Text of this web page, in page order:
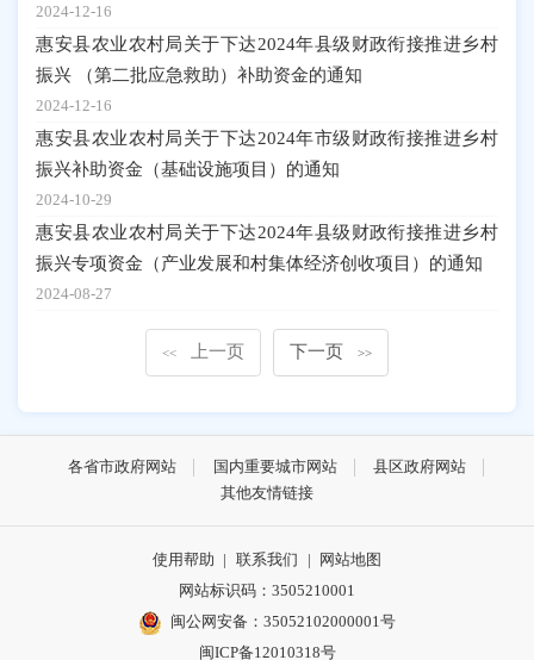
2024-12-16
惠安县农业农村局关于下达2024年县级财政衔接推进乡村
振兴 （第二批应急救助）补助资金的通知
2024-12-16
惠安县农业农村局关于下达2024年市级财政衔接推进乡村
振兴补助资金（基础设施项目）的通知
2024-10-29
惠安县农业农村局关于下达2024年县级财政衔接推进乡村
振兴专项资金（产业发展和村集体经济创收项目）的通知
2024-08-27
<< 上一页 下一页 >>
各省市政府网站 国内重要城市网站
县区政府网站
其他友情链接
使用帮助 | 联系我们 | 网站地图
网站标识码：3505210001
闽公网安备：35052102000001号
闽ICP备12010318号